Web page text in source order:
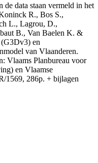
de data staan vermeld in het
R., Bos S.,
L., Lagrou, D.,
B., Van Baelen K. &
en
van Vlaanderen.
Vlaams Planbureau voor
en Vlaamse
1569, 286p. + bijlagen